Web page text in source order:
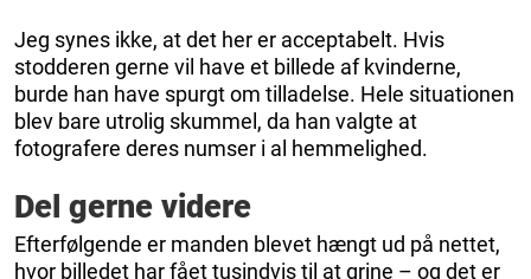
Jeg synes ikke, at det her er acceptabelt. Hvis
stodderen gerne vil have et billede af kvinderne,
burde han have spurgt om tilladelse. Hele situationen
blev bare utrolig skummel, da han valgte at
fotografere deres numser i al hemmelighed.
Del gerne videre
Efterfølgende er manden blevet hængt ud på nettet,
hvor billedet har fået tusindvis til at grine – og det er